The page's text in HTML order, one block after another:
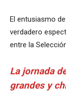
El entusiasmo
verdadero
entre la
La jornada
grandes y